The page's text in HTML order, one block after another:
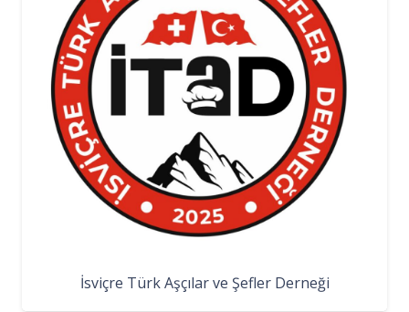
İsviçre Türk Aşçılar ve Şefler Derneği